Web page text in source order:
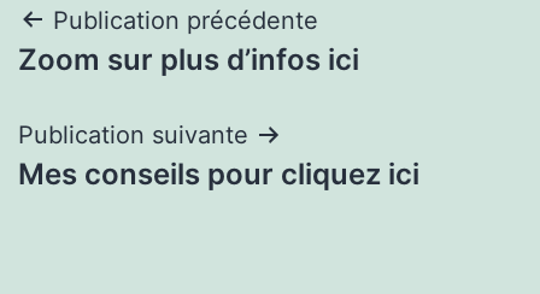
Navigation
de
l’article
Publication précédente
Zoom sur plus d’infos ici
Publication suivante
Mes conseils pour cliquez ici